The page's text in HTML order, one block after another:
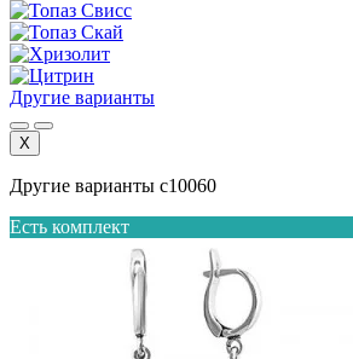
Другие варианты
X
Другие варианты с10060
Есть комплект